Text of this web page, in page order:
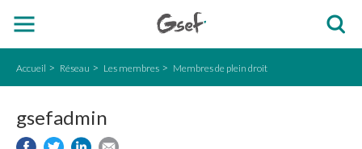
Accueil Réseau Les membres Membres de plein droit
gsefadmin